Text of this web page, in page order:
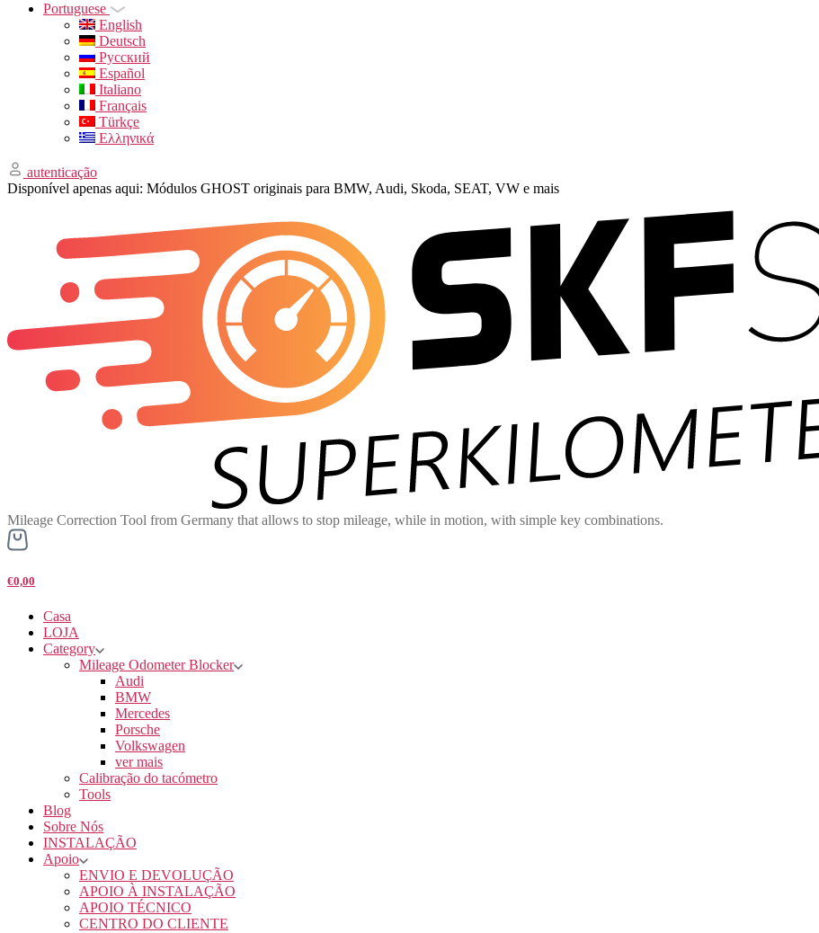
Portuguese
English
Deutsch
Русский
Español
Italiano
Français
Türkçe
Ελληνικά
autenticação
Disponível apenas aqui: Módulos GHOST originais para BMW, Audi, Skoda, SEAT, VW e mais
Mileage Correction Tool from Germany that allows to stop mileage, while in motion, with simple key combinations.
€0,00
Casa
LOJA
Category
Mileage Odometer Blocker
Audi
BMW
Mercedes
Porsche
Volkswagen
ver mais
Calibração do tacómetro
Tools
Blog
Sobre Nós
INSTALAÇÃO
Apoio
ENVIO E DEVOLUÇÃO
APOIO À INSTALAÇÃO
APOIO TÉCNICO
CENTRO DO CLIENTE